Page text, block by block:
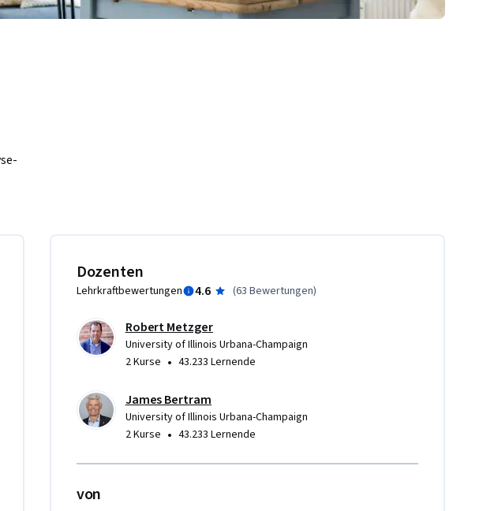
Unternehmen
Dozenten
Lehrkraftbewertungen 4.6 (63 Bewertungen)
Robert Metzger
University of Illinois Urbana-Champaign
2 Kurse • 43.233 Lernende
James Bertram
University of Illinois Urbana-Champaign
2 Kurse • 43.233 Lernende
von